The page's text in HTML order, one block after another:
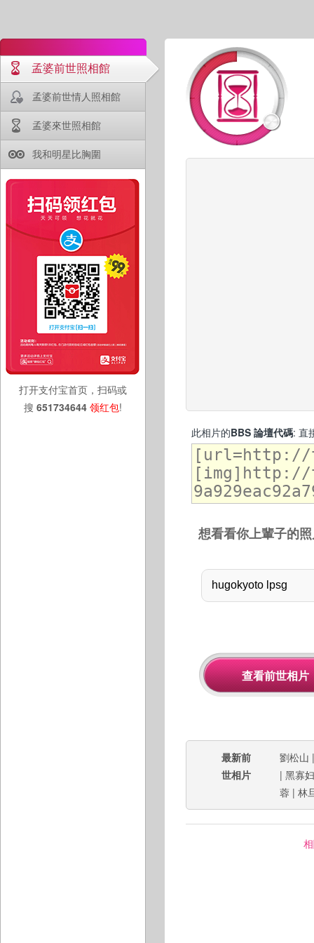
孟婆前世照相館
孟婆前世情人照相館
孟婆來世照相館
我和明星比胸圍
打开支付宝首页，扫码或
搜 651734644 领红包!
此相片的BBS 論壇代碼: 直
想看看你上輩子的
最新前
世相片
劉松山
| 黑寡妇
蓉 | 林